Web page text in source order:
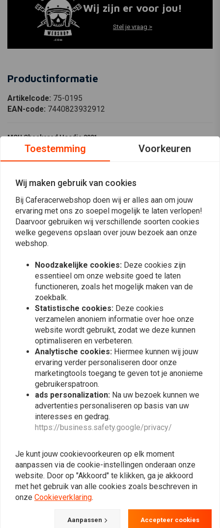
Wij zijn er voor jou!
Stel je vraag >
Productinformatie
Artikelcode: 75-0195
EAN-code: 7440823932912
MCU Checkered Hoodie 2021
Motorcycles United Parts Co
nodig hebt in jouw kledingkast.
Voorzien van de "Motorcycles Parts Co." batch, kenmerkend voor de
2021 collectie.
Specs
280 grams/m2
dubbele capuchon met rijgkoord
dubbele naden in schouderpartij
ingezette mouwen
gebreide manchetten en onderboord
voorzien van zijnaden
opgezette buidelzak
modieus getailleerd model
"Motorcycles Parts Co." batch
Lees meer
Reviews
(0 beoordelingen)
Plaats ook een review
Toestemming Voorkeuren
Wij maken gebruik van cookies
Bij Caferacerwebshop doen wij er alles aan om jouw
ervaring met ons zo soepel mogelijk te laten verlopen!
Daarvoor gebruiken wij verschillende soorten cookies
welke gegevens opslaan over jouw bezoek aan onze
webshop.
Noodzakelijke cookies: Deze cookies zijn
essentieel om onze website goed te laten
functioneren, zoals het mogelijk maken van de
zoekbalk.
Statistische cookies: Deze cookies
verzamelen anoniem informatie over hoe onze
website wordt gebruikt, zodat we deze kunnen
optimaliseren en verbeteren.
Analytische cookies: Hiermee kunnen wij jouw
ervaring verder personaliseren door onze
marketingtools toegang te geven tot je anonieme
gebruikerspatroon.
ads personalization: Na uw bezoek kunnen we
advertenties personaliseren op basis van uw
interesses en gedrag.
https://business.safety.google/privacy/
Je kunt jouw cookievoorkeuren op elk moment
aanpassen via de cookie-instellingen onderaan onze
website. Door op "Akkoord" te klikken, ga je akkoord
met het gebruik van alle cookies zoals beschreven in
onze Cookieverklaring.
Aanpassen Accepteer cookies